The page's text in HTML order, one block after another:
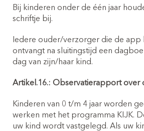
Bij kinderen onder de één jaar
schriftje bij.
Iedere ouder/verzorger die de app
ontvangt na sluitingstijd een
dag van zijn/haar kind.
Artikel.16.: Observatierapport over
Kinderen van 0 t/m 4 jaar worden
werken met het programma KIJK.
uw kind wordt vastgelegd. Als uw